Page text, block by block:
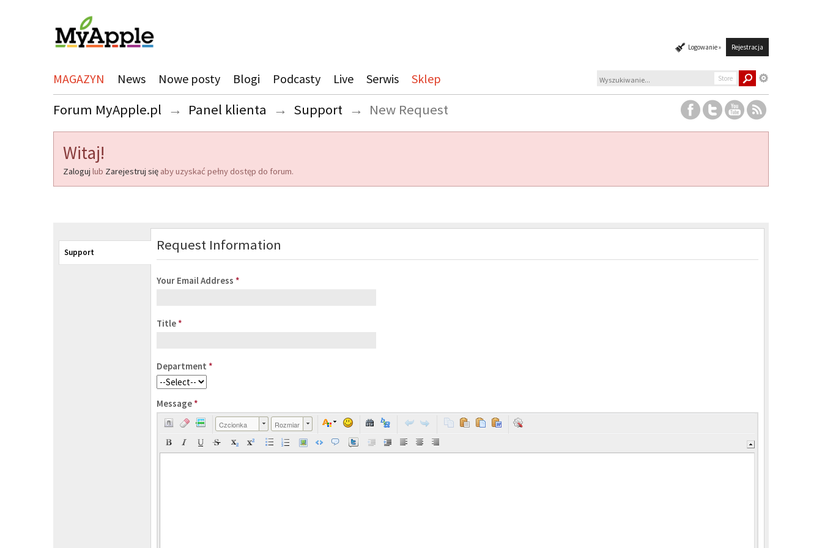
Logowanie » Rejestracja
MAGAZYN News Nowe posty Blogi Podcasty Live Serwis Sklep Store
Forum MyApple.pl → Panel klienta → Support → New Request
Witaj!
Zaloguj lub Zarejestruj się aby uzyskać pełny dostęp do forum.
Support Request Information
Your Email Address *
Title *
Department *
Message *
Czcionka Rozmiar